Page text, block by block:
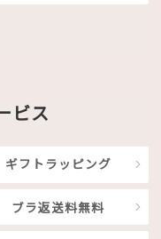
ビス
ギフトラッピング
ブラ返送料無料